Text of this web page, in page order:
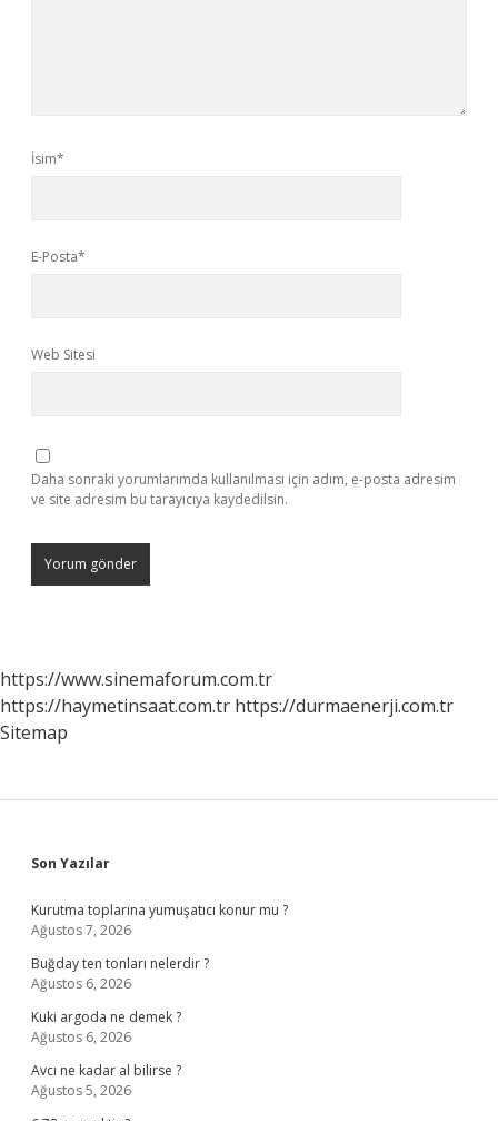
İsim*
E-Posta*
Web Sitesi
Daha sonraki yorumlarımda kullanılması için adım, e-posta adresim
ve site adresim bu tarayıcıya kaydedilsin.
https://www.sinemaforum.com.tr
https://haymetinsaat.com.tr https://durmaenerji.com.tr
Sitemap
Sidebar
Son Yazılar
Kurutma toplarına yumuşatıcı konur mu ?
Ağustos 7, 2026
Buğday ten tonları nelerdir ?
Ağustos 6, 2026
Kuki argoda ne demek ?
Ağustos 6, 2026
Avcı ne kadar al bilirse ?
Ağustos 5, 2026